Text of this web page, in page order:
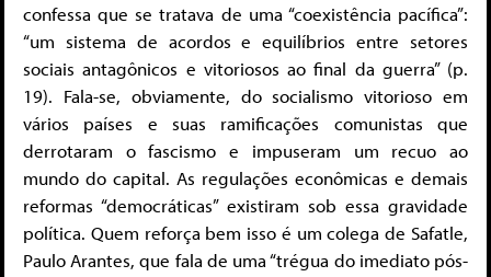
confessa que se tratava de uma “coexistência pacífica”:
“um sistema de acordos e equilíbrios entre setores
sociais antagônicos e vitoriosos ao final da guerra” (p.
19). Fala-se, obviamente, do socialismo vitorioso em
vários países e suas ramificações comunistas que
derrotaram o fascismo e impuseram um recuo ao
mundo do capital. As regulações econômicas e demais
reformas “democráticas” existiram sob essa gravidade
política. Quem reforça bem isso é um colega de Safatle,
Paulo Arantes, que fala de uma “trégua do imediato pós-